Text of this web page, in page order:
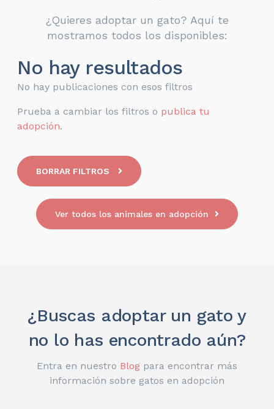
¿Quieres adoptar un gato? Aquí te
mostramos todos los disponibles:
No hay resultados
No hay publicaciones con esos filtros
Prueba a cambiar los filtros o publica tu
adopción.
BORRAR FILTROS
Ver todos los animales en adopción
¿Buscas adoptar un gato y
no lo has encontrado aún?
Entra en nuestro Blog para encontrar más
información sobre gatos en adopción